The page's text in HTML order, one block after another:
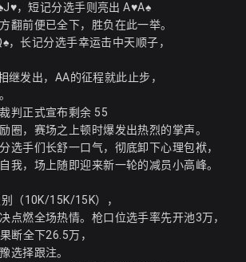
，短记分选手则亮出 A♥A♠
翻前便已全下，胜负在此一举。
，长记分选手幸运击中天顺子，
继发出，AA的征程就此止步，
判正式宣布剩余 55
圈，赛场之上顿时爆发出热烈的掌声。
选手们长舒一口气，彻底卸下心理包袱，
我，场上随即迎来新一轮的减员小高峰。
（10K/15K/15K），
点燃全场热情。枪口位选手率先开池3万，
断全下26.5万，
选择跟注。